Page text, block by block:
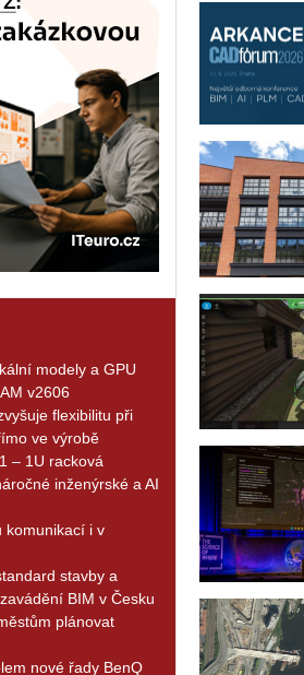
modely a GPU
v2606
flexibilitu při
ve výrobě
– 1U racková
inženýrské a AI
komunikací i v
stavby a
BIM v Česku
plánovat
nové řady BenQ